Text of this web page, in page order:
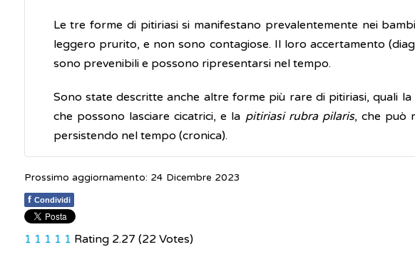
Le tre forme di pitiriasi si manifestano prevalentemente nei
leggero prurito, e non sono contagiose. Il loro accertamento
sono prevenibili e possono ripresentarsi nel tempo.
Sono state descritte anche altre forme più rare di pitiriasi, quali la
che possono lasciare cicatrici, e la pitiriasi rubra pilaris, che può
persistendo nel tempo (cronica).
Prossimo aggiornamento: 24 Dicembre 2023
f Condividi
1 1 1 1 1 Rating 2.27 (22 Votes)